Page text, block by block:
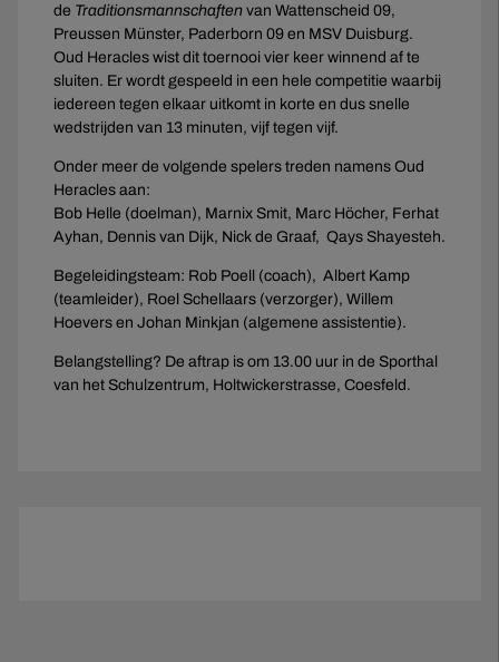
de Traditionsmannschaften van Wattenscheid 09,
Preussen Münster, Paderborn 09 en MSV Duisburg.
Oud Heracles wist dit toernooi vier keer winnend af te
sluiten. Er wordt gespeeld in een hele competitie waarbij
iedereen tegen elkaar uitkomt in korte en dus snelle
wedstrijden van 13 minuten, vijf tegen vijf.
Onder meer de volgende spelers treden namens Oud
Heracles aan:
Bob Helle (doelman), Marnix Smit, Marc Höcher, Ferhat
Ayhan, Dennis van Dijk, Nick de Graaf, Qays Shayesteh.
Begeleidingsteam: Rob Poell (coach), Albert Kamp
(teamleider), Roel Schellaars (verzorger), Willem
Hoevers en Johan Minkjan (algemene assistentie).
Belangstelling? De aftrap is om 13.00 uur in de Sporthal
van het Schulzentrum, Holtwickerstrasse, Coesfeld.